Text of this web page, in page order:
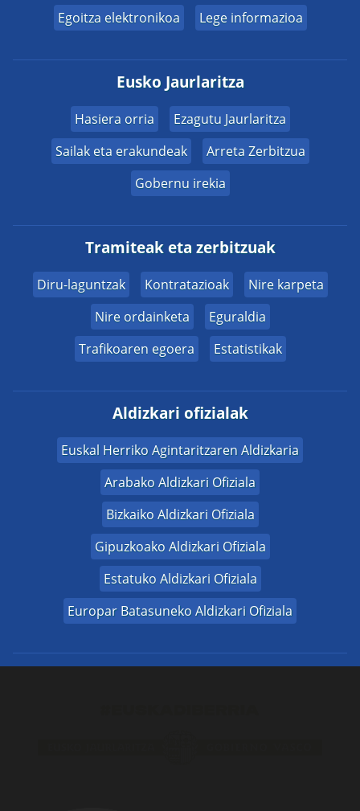
Egoitza elektronikoa
Lege informazioa
Eusko Jaurlaritza
Hasiera orria
Ezagutu Jaurlaritza
Sailak eta erakundeak
Arreta Zerbitzua
Gobernu irekia
Tramiteak eta zerbitzuak
Diru-laguntzak Kontratazioak
Nire karpeta
Nire ordainketa
Eguraldia
Trafikoaren egoera
Estatistikak
Aldizkari ofizialak
Euskal Herriko Agintaritzaren Aldizkaria
Arabako Aldizkari Ofiziala
Bizkaiko Aldizkari Ofiziala
Gipuzkoako Aldizkari Ofiziala
Estatuko Aldizkari Ofiziala
Europar Batasuneko Aldizkari Ofiziala